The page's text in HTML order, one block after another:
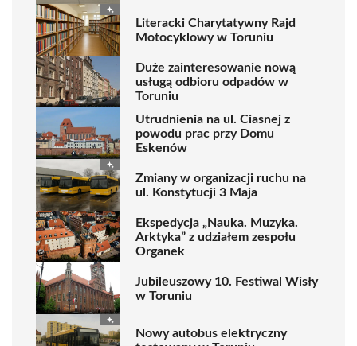
Literacki Charytatywny Rajd
Motocyklowy w Toruniu
Duże zainteresowanie nową
usługą odbioru odpadów w
Toruniu
Utrudnienia na ul. Ciasnej z
powodu prac przy Domu
Eskenów
Zmiany w organizacji ruchu na
ul. Konstytucji 3 Maja
Ekspedycja „Nauka. Muzyka.
Arktyka” z udziałem zespołu
Organek
Jubileuszowy 10. Festiwal Wisły
w Toruniu
Nowy autobus elektryczny